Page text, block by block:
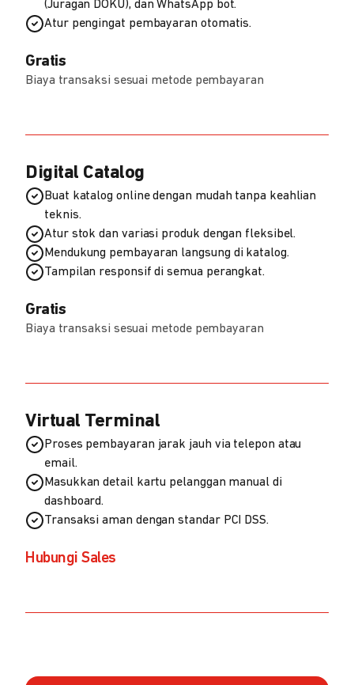
(Juragan DOKU), dan WhatsApp bot.
Atur pengingat pembayaran otomatis.
Gratis
Biaya transaksi sesuai metode pembayaran
Digital Catalog
Buat katalog online dengan mudah tanpa keahlian
teknis.
Atur stok dan variasi produk dengan fleksibel.
Mendukung pembayaran langsung di katalog.
Tampilan responsif di semua perangkat.
Gratis
Biaya transaksi sesuai metode pembayaran
Virtual Terminal
Proses pembayaran jarak jauh via telepon atau
email.
Masukkan detail kartu pelanggan manual di
dashboard.
Transaksi aman dengan standar PCI DSS.
Hubungi Sales